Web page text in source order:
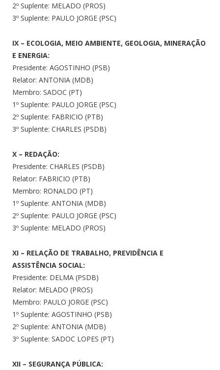
2º Suplente: MELADO (PROS)
3º Suplente: PAULO JORGE (PSC)
IX – ECOLOGIA, MEIO AMBIENTE, GEOLOGIA, MINERAÇÃO
E ENERGIA:
Presidente: AGOSTINHO (PSB)
Relator: ANTONIA (MDB)
Membro: SADOC (PT)
1º Suplente: PAULO JORGE (PSC)
2º Suplente: FABRICIO (PTB)
3º Suplente: CHARLES (PSDB)
X – REDAÇÃO:
Presidente: CHARLES (PSDB)
Relator: FABRICIO (PTB)
Membro: RONALDO (PT)
1º Suplente: ANTONIA (MDB)
2º Suplente: PAULO JORGE (PSC)
3º Suplente: MELADO (PROS)
XI – RELAÇÃO DE TRABALHO, PREVIDÊNCIA E
ASSISTÊNCIA SOCIAL:
Presidente: DELMA (PSDB)
Relator: MELADO (PROS)
Membro: PAULO JORGE (PSC)
1º Suplente: AGOSTINHO (PSB)
2º Suplente: ANTONIA (MDB)
3º Suplente: SADOC LOPES (PT)
XII – SEGURANÇA PÚBLICA: